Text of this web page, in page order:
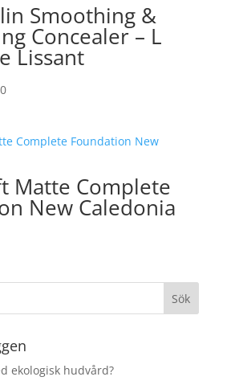
Smoothing &
Concealer – L
Lissant
Det
är:
Matte Complete
New Caledonia
ekologisk hudvård?